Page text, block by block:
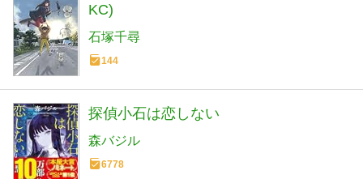
KC)
石塚千尋
144
探偵小石は恋しない
森バジル
6778